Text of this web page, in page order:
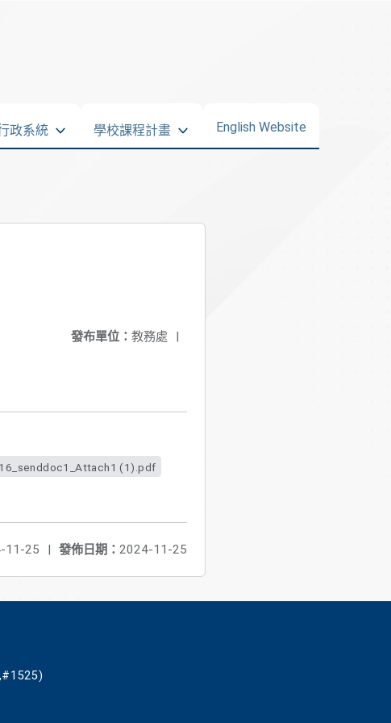
政系統 學校課程計畫 English Website
發布單位： 教務處 |
(1).pdf
發佈日期： 2024-11-25
11-25 |